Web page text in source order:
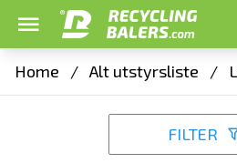
Home / Alt utstyrsliste /
FILTER